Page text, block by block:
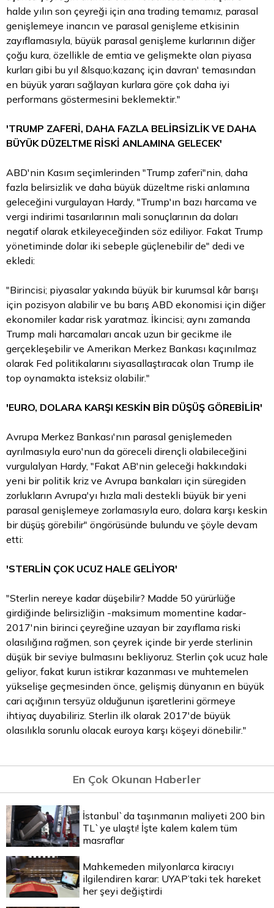
halde yılın son çeyreği için ana trading temamız, parasal
genişlemeye inancın ve parasal genişleme etkisinin
zayıflamasıyla, büyük parasal genişleme kurlarının diğer
çoğu kura, özellikle de emtia ve gelişmekte olan piyasa
kurları gibi bu yıl &lsquo;kazanç için davran' temasından
en büyük yararı sağlayan kurlara göre çok daha iyi
performans göstermesini beklemektir."
'TRUMP ZAFERİ, DAHA FAZLA BELİRSİZLİK VE DAHA
BÜYÜK DÜZELTME RİSKİ ANLAMINA GELECEK'
ABD'nin Kasım seçimlerinden "Trump zaferi"nin, daha
fazla belirsizlik ve daha büyük düzeltme riski anlamına
geleceğini vurgulayan Hardy, "Trump'ın bazı harcama ve
vergi indirimi tasarılarının mali sonuçlarının da doları
negatif olarak etkileyeceğinden söz ediliyor. Fakat Trump
yönetiminde dolariki sebeple güçlenebilir de" dedi ve
ekledi:
"Birincisi; piyasalar yakında büyük bir kurumsal kâr barışı
için pozisyon alabilir ve bu barış ABD ekonomisi için diğer
ekonomiler kadar risk yaratmaz. İkincisi; aynı zamanda
Trump mali harcamaları ancak uzun bir gecikme ile
gerçekleşebilir ve Amerikan Merkez Bankası kaçınılmaz
olarak Fed politikalarını siyasallaştıracak olan Trump ile
top oynamakta isteksiz olabilir."
'EURO, DOLARA KARŞI KESKİN BİR DÜŞÜŞ GÖREBİLİR'
Avrupa Merkez Bankası'nın parasal genişlemeden
ayrılmasıyla euro'nun da göreceli dirençli olabileceğini
vurgulalyan Hardy, "Fakat AB'nin geleceği hakkındaki
yeni bir politik kriz ve Avrupa bankaları için süregiden
zorlukların Avrupa'yı hızla mali destekli büyük bir yeni
parasal genişlemeye zorlamasıyla euro, dolara karşı keskin
bir düşüş görebilir" öngörüsünde bulundu ve şöyle devam
etti:
'STERLİN ÇOK UCUZ HALE GELİYOR'
"Sterlin nereye kadar düşebilir? Madde 50 yürürlüğe
girdiğinde belirsizliğin -maksimum momentine kadar-
2017'nin birinci çeyreğine uzayan bir zayıflama riski
olasılığına rağmen, son çeyrek içinde bir yerde sterlinin
düşük bir seviye bulmasını bekliyoruz. Sterlin çok ucuz hale
geliyor, fakat kurun istikrar kazanması ve muhtemelen
yükselişe geçmesinden önce, gelişmiş dünyanın en büyük
cari açığının tersyüz olduğunun işaretlerini görmeye
ihtiyaç duyabiliriz. Sterlin ilk olarak 2017'de büyük
olasılıkla sorunlu olacak euroya karşı köşeyi dönebilir."
En Çok Okunan Haberler
İstanbul`da taşınmanın maliyeti 200 bin
TL`ye ulaştı! İşte kalem kalem tüm
masraflar
Mahkemeden milyonlarca kiracıyı
ilgilendiren karar: UYAP’taki tek hareket
her şeyi değiştirdi